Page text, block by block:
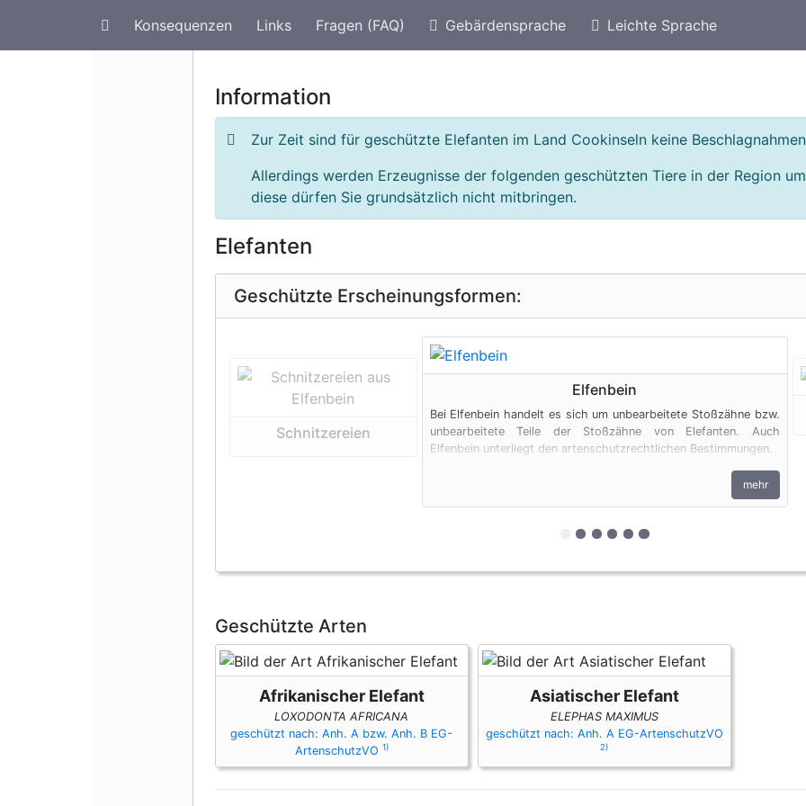
Konsequenzen Links Fragen (FAQ) Gebärdensprache Leichte Sprache
Information
Zur Zeit sind für geschützte Elefanten im Land Cookinseln keine
Allerdings werden Erzeugnisse der folgenden geschützten Tiere in der Region
diese dürfen Sie grundsätzlich nicht mitbringen.
Elefanten
Geschützte Erscheinungsformen:
Vorherige geschützte Erscheinungsform
Schnitzereien
Elfenbein
Bei Elfenbein handelt es sich um unbearbeitete Stoßzähne bzw.
unbearbeitete Teile der Stoßzähne von Elefanten. Auch
Elfenbein unterliegt den artenschutzrechtlichen Bestimmungen.
mehr
zur 1. geschützten
zur 2. geschützten
zur 3. geschützten
zur 4. geschützten
zur 5. geschützten
zur 6. geschützten
Geschützte Arten
Afrikanischer Elefant
LOXODONTA AFRICANA
geschützt nach: Anh. A bzw. Anh. B EG-
ArtenschutzVO 1)
Asiatischer Elefant
ELEPHAS MAXIMUS
geschützt nach: Anh. A EG-ArtenschutzVO
2)